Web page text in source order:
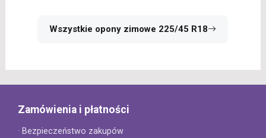
Wszystkie opony zimowe 225/45 R18
Zamówienia i płatności
· Bezpieczeństwo zakupów